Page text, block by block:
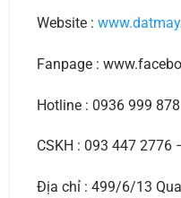
Website :
Fanpage :
Hotline : 0936 999
CSKH : 093 447 2776
Địa chỉ : 499/6/13